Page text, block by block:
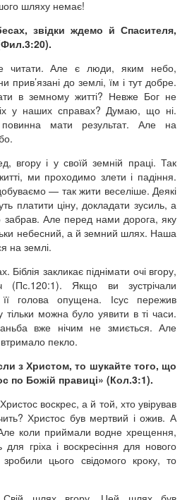
шляху немає!
звідки ждемо й Спасителя,
читати. Але є люди, яким небо,
прив’язані до землі, їм і тут добре.
в земному житті? Невже Бог не
у наших справах? Думаю, що ні.
мати результат. Але на
вгору і у своїй земній праці. Так
ми проходимо злети і падіння.
— так жити веселіше. Деякі
платити ціну, докладати зусиль, а
забрав. Але перед нами дорога, яку
небесний, а й земний шлях. Наша
на землі.
закликає піднімати очі вгору,
(Пс.120:1). Якщо ви зустрічали
голова опущена. Ісус пережив
тільки можна було уявити в ті часи.
вже нічим не змиється. Але
пекло.
з Христом, то шукайте того, що
по Божій правиці» (Кол.3:1).
воскрес, а й той, хто увірував
Христос був мертвий і ожив. А
коли приймали водне хрещення,
гріха і воскресіння для нового
цього свідомого кроку, то